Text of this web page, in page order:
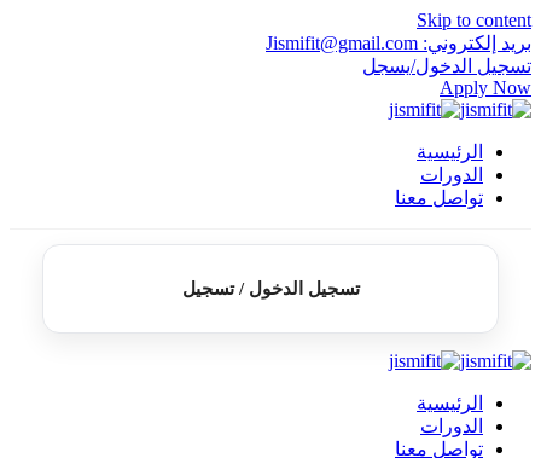
Skip to content
بريد إلكتروني: Jismifit@gmail.com
تسجيل الدخول/يسجل
Apply Now
الرئيسية
الدورات
تواصل معنا
تسجيل الدخول / تسجيل
الرئيسية
الدورات
تواصل معنا